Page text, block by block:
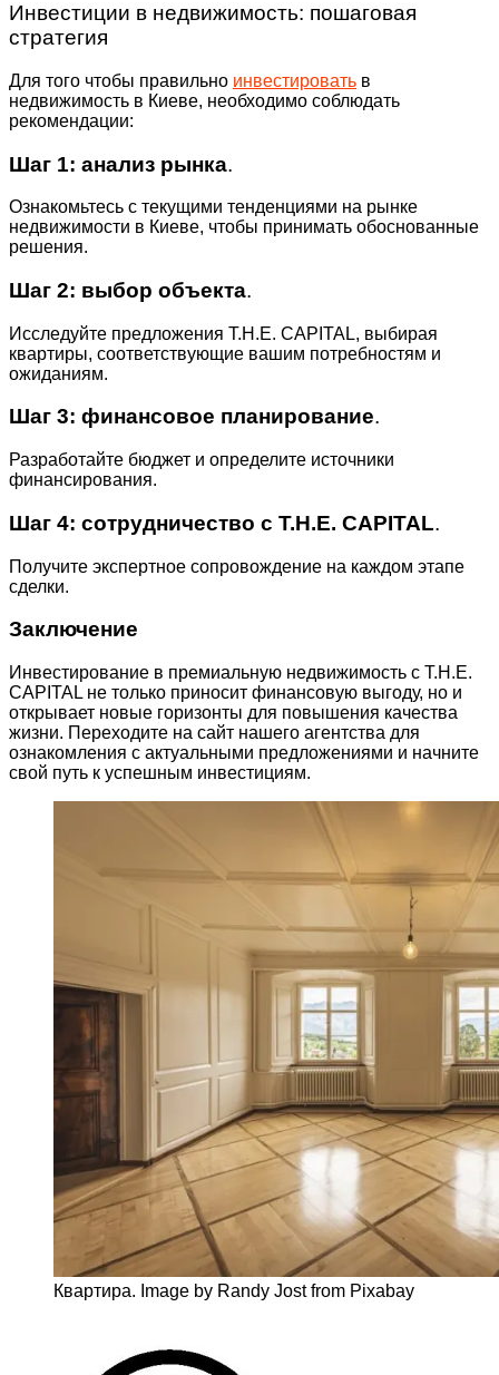
Инвестиции в недвижимость: пошаговая
стратегия
Для того чтобы правильно инвестировать в
недвижимость в Киеве, необходимо соблюдать
рекомендации:
Шаг 1: анализ рынка.
Ознакомьтесь с текущими тенденциями на рынке
недвижимости в Киеве, чтобы принимать обоснованные
решения.
Шаг 2: выбор объекта.
Исследуйте предложения T.H.E. CAPITAL, выбирая
квартиры, соответствующие вашим потребностям и
ожиданиям.
Шаг 3: финансовое планирование.
Разработайте бюджет и определите источники
финансирования.
Шаг 4: сотрудничество с T.H.E. CAPITAL.
Получите экспертное сопровождение на каждом этапе
сделки.
Заключение
Инвестирование в премиальную недвижимость с T.H.E.
CAPITAL не только приносит финансовую выгоду, но и
открывает новые горизонты для повышения качества
жизни. Переходите на сайт нашего агентства для
ознакомления с актуальными предложениями и начните
свой путь к успешным инвестициям.
Квартира. Image by Randy Jost from Pixabay